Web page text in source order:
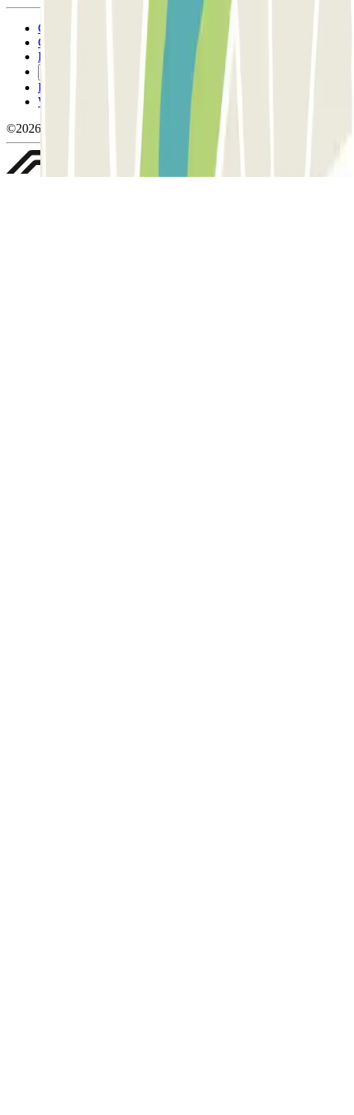
Conditions générales d'utilisation et contrat
Conditions d'annulation
Politique relative aux cookies
Politique de confidentialité
Whistleblowing
©2026 Parclick. Tous droits réservés